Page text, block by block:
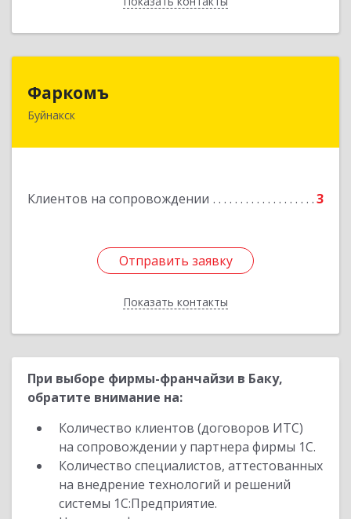
Фаркомъ
Буйнакск
Клиентов на сопровождении 3
Отправить заявку
Показать контакты
Отправить заявку
Назад
При выборе фирмы-франчайзи в Баку,
обратите внимание на:
Количество клиентов (договоров ИТС)
на сопровождении у партнера фирмы 1С.
Количество специалистов, аттестованных
на внедрение технологий и решений
системы 1С:Предприятие.